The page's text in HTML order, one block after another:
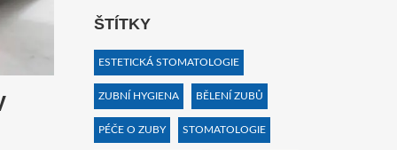
ŠTÍTKY
ESTETICKÁ STOMATOLOGIE
ZUBNÍ HYGIENA BĚLENÍ ZUBŮ
PÉČE O ZUBY STOMATOLOGIE